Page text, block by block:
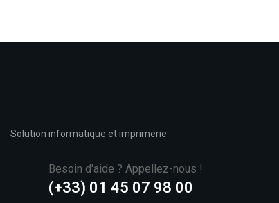
Solution informatique et imprimerie
Besoin d'aide ? Appellez-nous !
(+33) 01 45 07 98 00